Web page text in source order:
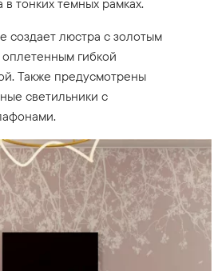
в тонких темных рамках.
создает люстра с золотым
гибкой
Также предусмотрены
светильники с